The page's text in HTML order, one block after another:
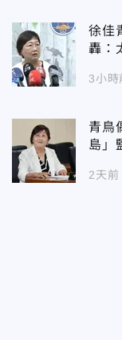
徐佳
轟：
3小時
青鳥
島」
2天前